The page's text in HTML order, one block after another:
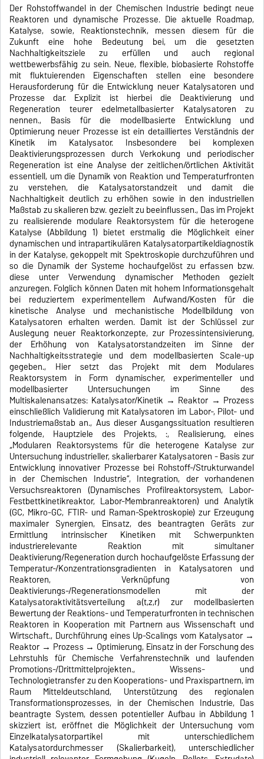
Der Rohstoffwandel in der Chemischen Industrie bedingt neue
Reaktoren und dynamische Prozesse. Die aktuelle Roadmap,
Katalyse, sowie, Reaktionstechnik, messen diesem für die
Zukunft eine hohe Bedeutung bei, um die gesetzten
Nachhaltigkeitsziele zu erfüllen und auch regional
wettbewerbsfähig zu sein. Neue, flexible, biobasierte Rohstoffe
mit fluktuierenden Eigenschaften stellen eine besondere
Herausforderung für die Entwicklung neuer Katalysatoren und
Prozesse dar. Explizit ist hierbei die Deaktivierung und
Regeneration teurer edelmetallbasierter Katalysatoren zu
nennen., Basis für die modellbasierte Entwicklung und
Optimierung neuer Prozesse ist ein detailliertes Verständnis der
Kinetik im Katalysator. Insbesondere bei komplexen
Deaktivierungsprozessen durch Verkokung und periodischer
Regeneration ist eine Analyse der zeitlichen/örtlichen Aktivität
essentiell, um die Dynamik von Reaktion und Temperaturfronten
zu verstehen, die Katalysatorstandzeit und damit die
Nachhaltigkeit deutlich zu erhöhen sowie in den industriellen
Maßstab zu skalieren bzw. gezielt zu beeinflussen., Das im Projekt
zu realisierende modulare Reaktorsystem für die heterogene
Katalyse (Abbildung 1) bietet erstmalig die Möglichkeit einer
dynamischen und intrapartikulären Katalysatorpartikeldiagnostik
in der Katalyse, gekoppelt mit Spektroskopie durchzuführen und
so die Dynamik der Systeme hochaufgelöst zu erfassen bzw.
diese unter Verwendung dynamischer Methoden gezielt
anzuregen. Folglich können Daten mit hohem Informationsgehalt
bei reduziertem experimentellem Aufwand/Kosten für die
kinetische Analyse und mechanistische Modellbildung von
Katalysatoren erhalten werden. Damit ist der Schlüssel zur
Auslegung neuer Reaktorkonzepte, zur Prozessintensivierung,
der Erhöhung von Katalysatorstandzeiten im Sinne der
Nachhaltigkeitsstrategie und dem modellbasierten Scale-up
gegeben., Hier setzt das Projekt mit dem Modulares
Reaktorsystem in Form dynamischer, experimenteller und
modellbasierter Untersuchungen im Sinne des
Multiskalenansatzes: Katalysator/Kinetik → Reaktor → Prozess
einschließlich Validierung mit Katalysatoren im Labor-, Pilot- und
Industriemaßstab an., Aus dieser Ausgangssituation resultieren
folgende, Hauptziele des Projekts, :, Realisierung, eines
„Modularen Reaktorsystems für die heterogene Katalyse zur
Untersuchung industrieller, skalierbarer Katalysatoren - Basis zur
Entwicklung innovativer Prozesse bei Rohstoff-/Strukturwandel
in der Chemischen Industrie“, Integration, der vorhandenen
Versuchsreaktoren (Dynamisches Profilreaktorsystem, Labor-
Festbettkinetikreaktor, Labor-Membranreaktoren) und Analytik
(GC, Mikro-GC, FTIR- und Raman-Spektroskopie) zur Erzeugung
maximaler Synergien, Einsatz, des beantragten Geräts zur
Ermittlung intrinsischer Kinetiken mit Schwerpunkten
industrierelevante Reaktion mit simultaner
Deaktivierung/Regeneration durch hochaufgelöste Erfassung der
Temperatur-/Konzentrationsgradienten in Katalysatoren und
Reaktoren, Verknüpfung von
Deaktivierungs-/Regenerationsmodellen mit der
Katalysatoraktivitätsverteilung a(t,z,r) zur modellbasierten
Bewertung der Reaktions- und Temperaturfronten in technischen
Reaktoren in Kooperation mit Partnern aus Wissenschaft und
Wirtschaft., Durchführung eines Up-Scalings vom Katalysator →
Reaktor → Prozess → Optimierung, Einsatz in der Forschung des
Lehrstuhls für Chemische Verfahrenstechnik und laufenden
Promotions-/Drittmittelprojekten., Wissens- und
Technologietransfer zu den Kooperations- und Praxispartnern, im
Raum Mitteldeutschland, Unterstützung des regionalen
Transformationsprozesses, in der Chemischen Industrie, Das
beantragte System, dessen potentieller Aufbau in Abbildung 1
skizziert ist, eröffnet die Möglichkeit der Untersuchung vom
Einzelkatalysatorpartikel mit unterschiedlichem
Katalysatordurchmesser (Skalierbarkeit), unterschiedlicher